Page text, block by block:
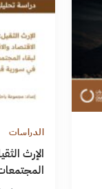
الدراسات
الإرث